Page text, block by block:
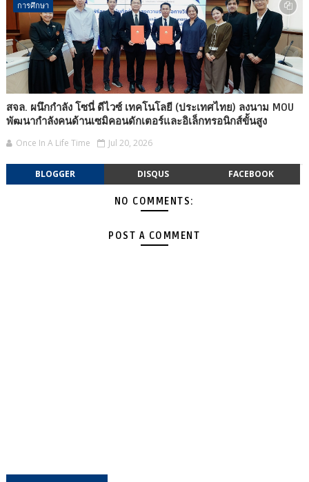
การศึกษา
สจล. ผนึกกำลัง โซนี่ ดีไวซ์ เทคโนโลยี (ประเทศไทย) ลงนาม MOU
พัฒนากำลังคนด้านเซมิคอนดักเตอร์และอิเล็กทรอนิกส์ขั้นสูง
Once In A Life Time Jul 20, 2026
BLOGGER DISQUS FACEBOOK
NO COMMENTS:
POST A COMMENT